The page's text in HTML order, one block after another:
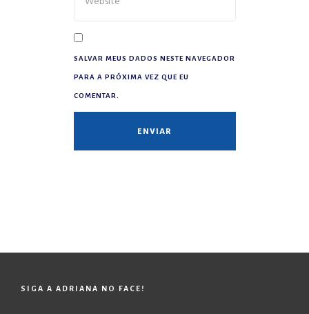
SALVAR MEUS DADOS NESTE NAVEGADOR
PARA A PRÓXIMA VEZ QUE EU
COMENTAR.
SIGA A ADRIANA NO FACE!